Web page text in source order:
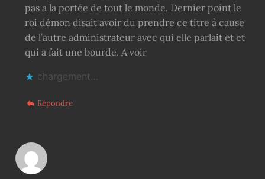
pas a la portée de tout le monde. Dernier point le
roi démon disait avoir du prendre ce titre à cause
de l’autre administrateur avec qui elle parlait et et
qui a fait une bourde. A voir
chargement…
Répondre